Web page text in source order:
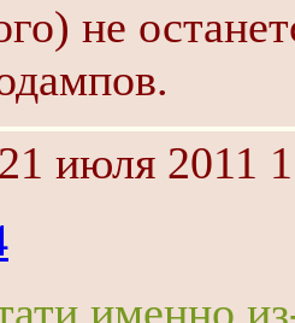
не
июля 2011
именно